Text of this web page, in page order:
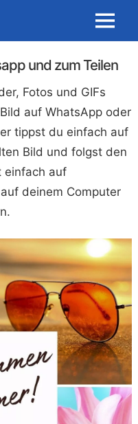
Menu
und zum Teilen
Fotos und GIFs
auf WhatsApp oder
tippst du einfach auf
Bild und folgst den
einfach auf
deinem Computer